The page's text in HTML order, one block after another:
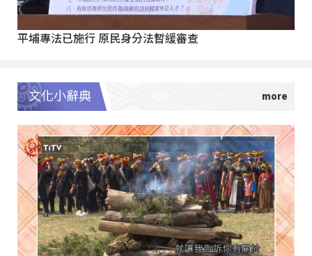
平埔專法已施行 原民身分法暫緩審查
文化小辭典